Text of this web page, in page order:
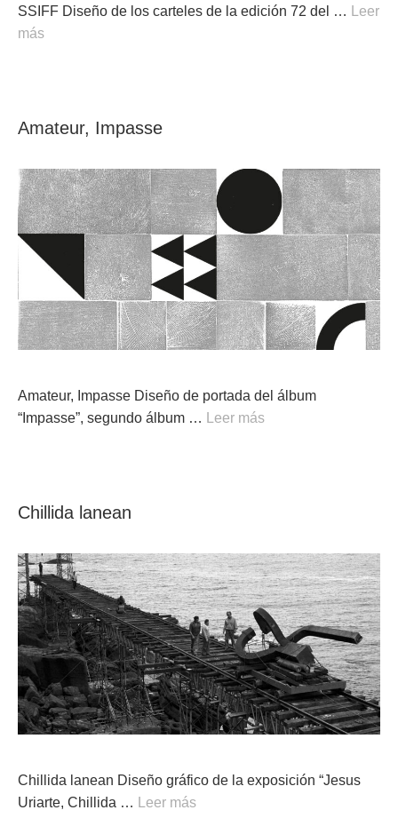
SSIFF Diseño de los carteles de la edición 72 del …
Leer
más
Amateur, Impasse
Amateur, Impasse Diseño de portada del álbum
“Impasse”, segundo álbum …
Leer más
Chillida lanean
Chillida lanean Diseño gráfico de la exposición “Jesus
Uriarte, Chillida …
Leer más